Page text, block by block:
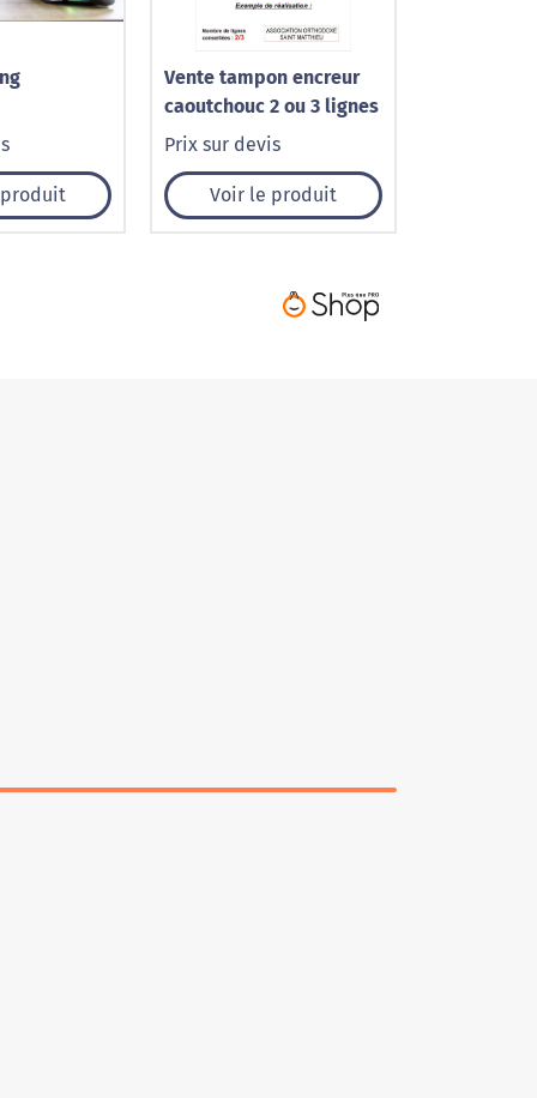
Vente tampon encreur
caoutchouc 2 ou 3 lignes
Prix sur devis
Voir le produit